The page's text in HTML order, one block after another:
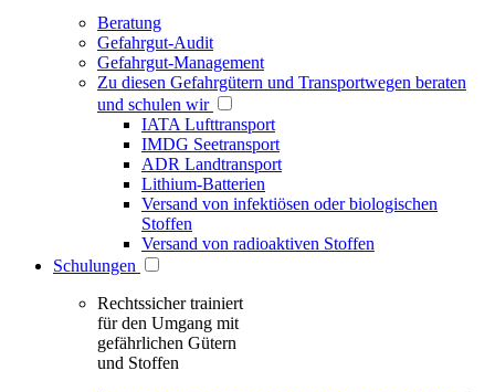
Beratung
Gefahrgut-Audit
Gefahrgut-Management
Zu diesen Gefahrgütern und Transportwegen beraten
und schulen wir
IATA Lufttransport
IMDG Seetransport
ADR Landtransport
Lithium-Batterien
Versand von infektiösen oder biologischen
Stoffen
Versand von radioaktiven Stoffen
Schulungen
Rechtssicher trainiert
für den Umgang mit
gefährlichen Gütern
und Stoffen